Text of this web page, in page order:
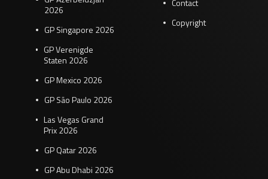
2026
GP Singapore 2026
GP Verenigde
Staten 2026
GP Mexico 2026
GP São Paulo 2026
Las Vegas Grand
Prix 2026
GP Qatar 2026
GP Abu Dhabi 2026
Contact
Copyright